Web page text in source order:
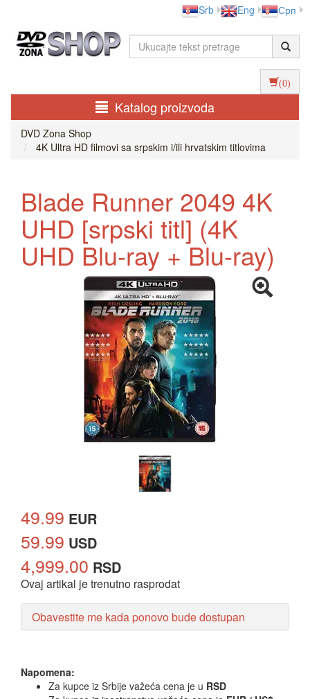
Srb Eng Срп
(0)
Katalog proizvoda
DVD Zona Shop
4K Ultra HD filmovi sa srpskim i/ili hrvatskim titlovima
Blade Runner 2049 4K
UHD [srpski titl] (4K
UHD Blu-ray + Blu-ray)
49.99 EUR
59.99 USD
4,999.00 RSD
Ovaj artikal je trenutno rasprodat
Obavestite me kada ponovo bude dostupan
Napomena:
Za kupce iz Srbije važeća cena je u RSD